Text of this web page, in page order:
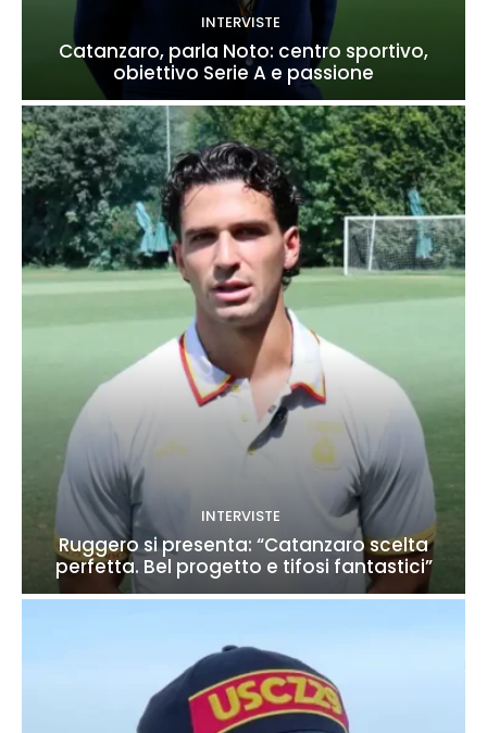
INTERVISTE
Catanzaro, parla Noto: centro sportivo,
obiettivo Serie A e passione
INTERVISTE
Ruggero si presenta: “Catanzaro scelta
perfetta. Bel progetto e tifosi fantastici”